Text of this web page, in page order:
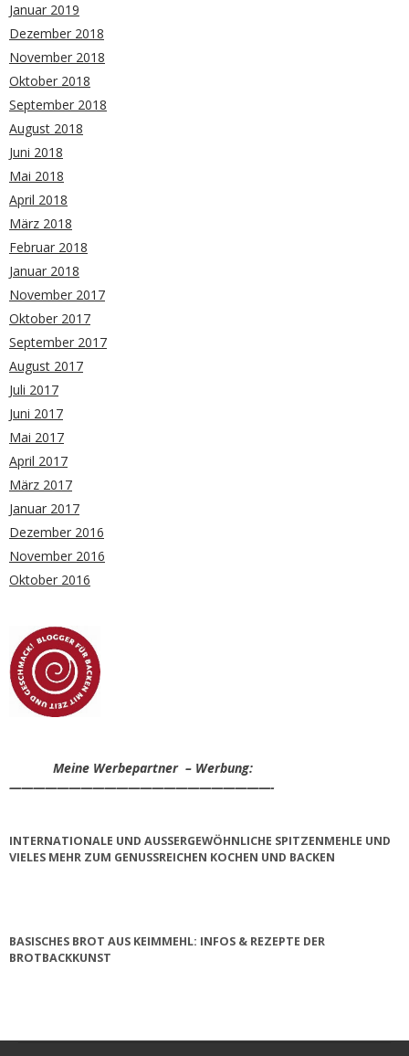
Januar 2019
Dezember 2018
November 2018
Oktober 2018
September 2018
August 2018
Juni 2018
Mai 2018
April 2018
März 2018
Februar 2018
Januar 2018
November 2017
Oktober 2017
September 2017
August 2017
Juli 2017
Juni 2017
Mai 2017
April 2017
März 2017
Januar 2017
Dezember 2016
November 2016
Oktober 2016
Meine Werbepartner – Werbung:
——————————————————————-
INTERNATIONALE UND AUSSERGEWÖHNLICHE SPITZENMEHLE UND V
IELES MEHR ZUM GENUSSREICHEN KOCHEN UND BACKEN
BASISCHES BROT AUS KEIMMEHL: INFOS & REZEPTE DER
BROTBACKKUNST